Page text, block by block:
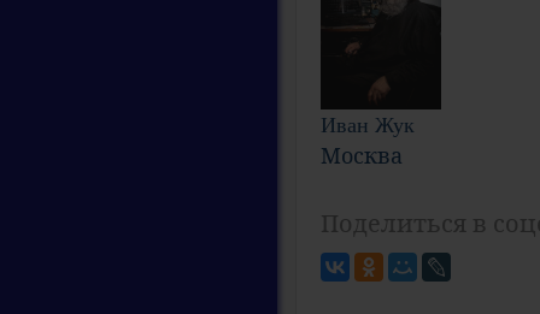
Иван Жук
Москва
Поделиться в